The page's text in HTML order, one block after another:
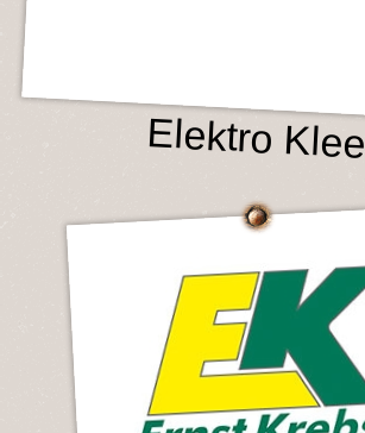
Elektro Klee